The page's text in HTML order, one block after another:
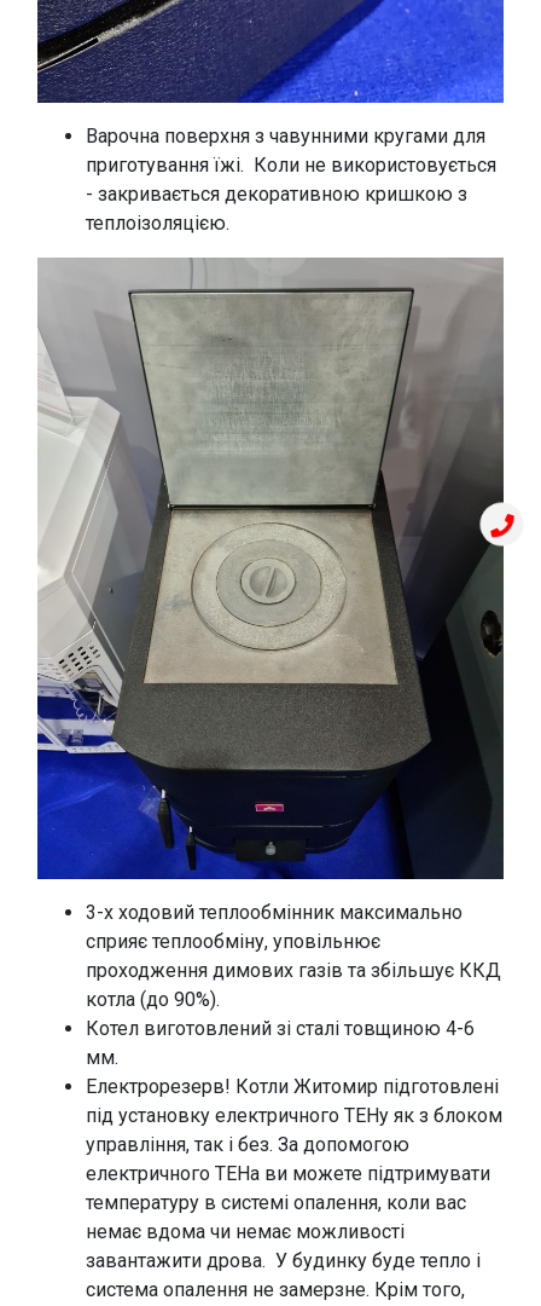
Варочна поверхня з чавунними кругами для
приготування їжі. Коли не використовується
- закривається декоративною кришкою з
теплоізоляцією.
3-х ходовий теплообмінник максимально
сприяє теплообміну, уповільнює
проходження димових газів та збільшує ККД
котла (до 90%).
Котел виготовлений зі сталі товщиною 4-6
мм.
Електрорезерв! Котли Житомир підготовлені
під установку електричного ТЕНу як з блоком
управління, так і без. За допомогою
електричного ТЕНа ви можете підтримувати
температуру в системі опалення, коли вас
немає вдома чи немає можливості
завантажити дрова. У будинку буде тепло і
система опалення не замерзне. Крім того,